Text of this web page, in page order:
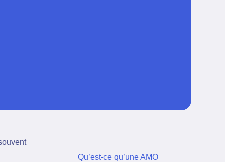
Qu’est-ce qu’une AMO